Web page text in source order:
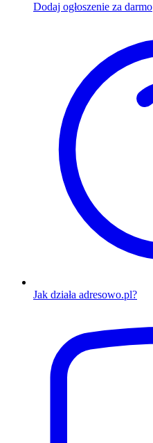
Dodaj ogłoszenie za darmo
Jak działa adresowo.pl?